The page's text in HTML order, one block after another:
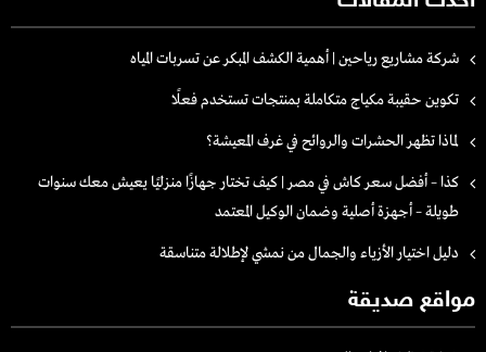
شركة مشاريع رياحين | أهمية الكشف المبكر عن تسربات المياه
تكوين حقيبة مكياج متكاملة بمنتجات تستخدم فعلًا
لماذا تظهر الحشرات والروائح في غرف المعيشة؟
كذا – أفضل سعر كاش في مصر | كيف تختار جهازًا منزليًا يعيش معك سنوات
طويلة – أجهزة أصلية وضمان الوكيل المعتمد
دليل اختيار الأزياء والجمال من نمشي لإطلالة متناسقة
مواقع صديقة